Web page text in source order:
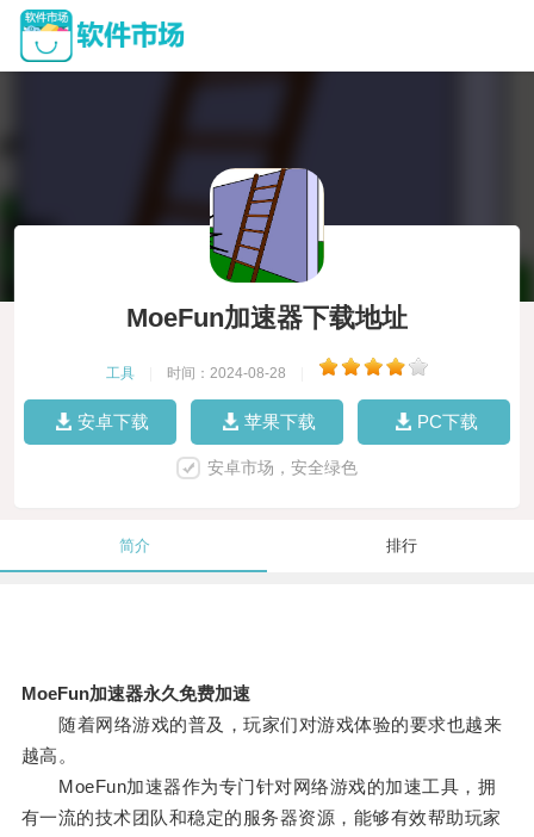
MoeFun加速器下载地址
工具 时间：2024-08-28
安卓下载 苹果下载 PC下载
安卓市场，安全绿色
简介 排行
MoeFun加速器永久免费加速
随着网络游戏的普及，玩家们对游戏体验的要求也越来
越高。
MoeFun加速器作为专门针对网络游戏的加速工具，拥
有一流的技术团队和稳定的服务器资源，能够有效帮助玩家